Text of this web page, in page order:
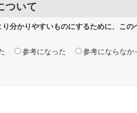
ついて
分かりやすいものにするために、こ
参考になった 参考にならなか